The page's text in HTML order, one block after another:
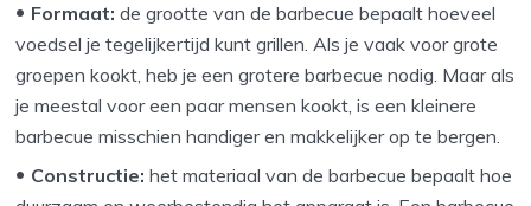
Formaat: de grootte van de barbecue bepaalt hoeveel
voedsel je tegelijkertijd kunt grillen. Als je vaak voor grote
groepen kookt, heb je een grotere barbecue nodig. Maar als
je meestal voor een paar mensen kookt, is een kleinere
barbecue misschien handiger en makkelijker op te bergen.
Constructie: het materiaal van de barbecue bepaalt hoe